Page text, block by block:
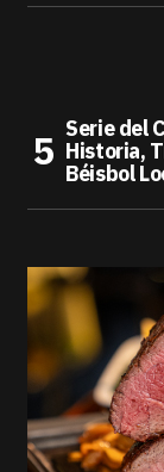
Serie del
Historia,
Béisbol